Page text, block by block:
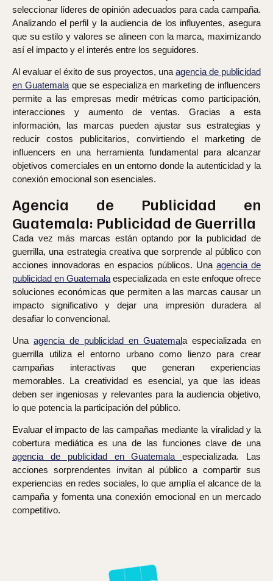
seleccionar líderes de opinión adecuados para cada campaña.
Analizando el perfil y la audiencia de los influyentes, asegura
que su estilo y valores se alineen con la marca, maximizando
así el impacto y el interés entre los seguidores.
Al evaluar el éxito de sus proyectos, una agencia de publicidad
en Guatemalaque se especializa en marketing de influencers
permite a las empresas medir métricas como participación,
interacciones y aumento de ventas. Gracias a esta
información, las marcas pueden ajustar sus estrategias y
reducir costos publicitarios, convirtiendo el marketing de
influencers en una herramienta fundamental para alcanzar
objetivos comerciales en un entorno donde la autenticidad y la
conexión emocional son esenciales.
Agencia de Publicidad en
Guatemala: Publicidad de Guerrilla
Cada vez más marcas están optando por la publicidad de
guerrilla, una estrategia creativa que sorprende al público con
acciones innovadoras en espacios públicos. Una agencia de
publicidad en Guatemala especializada en este enfoque ofrece
soluciones económicas que permiten a las marcas causar un
impacto significativo y dejar una impresión duradera al
desafiar lo convencional.
Una agencia de publicidad en Guatemala especializada en
guerrilla utiliza el entorno urbano como lienzo para crear
campañas interactivas que generan experiencias
memorables. La creatividad es esencial, ya que las ideas
deben ser ingeniosas y relevantes para la audiencia objetivo,
lo que potencia la participación del público.
Evaluar el impacto de las campañas mediante la viralidad y la
cobertura mediática es una de las funciones clave de una
agencia de publicidad en Guatemalaespecializada. Las
acciones sorprendentes invitan al público a compartir sus
experiencias en redes sociales, lo que amplía el alcance de la
campaña y fomenta una conexión emocional en un mercado
competitivo.